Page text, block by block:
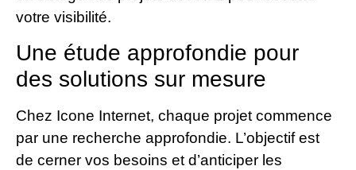
votre visibilité.
Une étude approfondie pour
des solutions sur mesure
Chez Icone Internet, chaque projet commence
par une recherche approfondie. L’objectif est
de cerner vos besoins et d’anticiper les